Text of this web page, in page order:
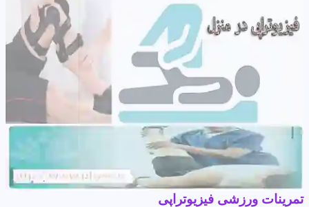
تمرینات ورزشی فیزیوتراپی